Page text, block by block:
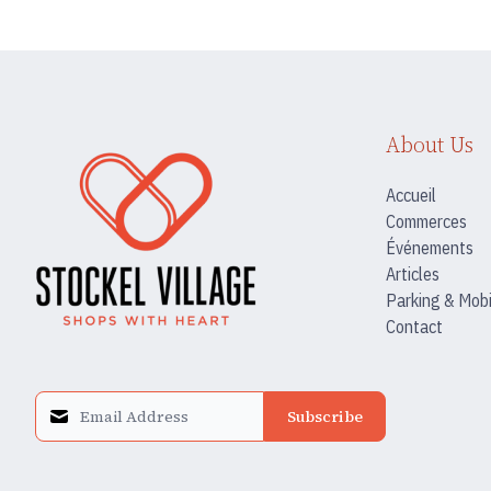
Subscribe
About Us
Accueil
Commerces
Événements
Articles
Parking &
Contact